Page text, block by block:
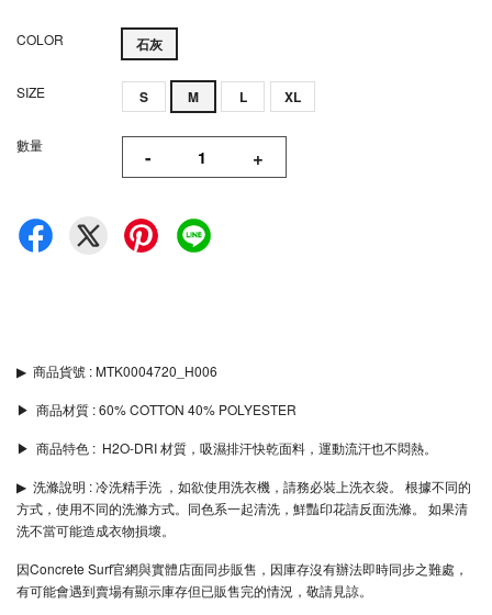
COLOR 石灰
SIZE S M L XL
數量 - +
▶︎ 商品貨號 : MTK0004720_H006
▶︎ 商品材質 : 60% COTTON 40% POLYESTER
▶︎ 商品特色 : H2O-DRI 材質，吸濕排汗快乾面料，運動流汗也不悶熱。
▶︎ 洗滌說明 : 冷洗精手洗 ，如欲使用洗衣機，請務必裝上洗衣袋。 根據不同的
方式，使用不同的洗滌方式。同色系一起清洗，鮮豔印花請反面洗滌。 如果清
洗不當可能造成衣物損壞。
因Concrete Surf官網與實體店面同步販售，因庫存沒有辦法即時同步之難處，
有可能會遇到賣場有顯示庫存但已販售完的情況，敬請見諒。